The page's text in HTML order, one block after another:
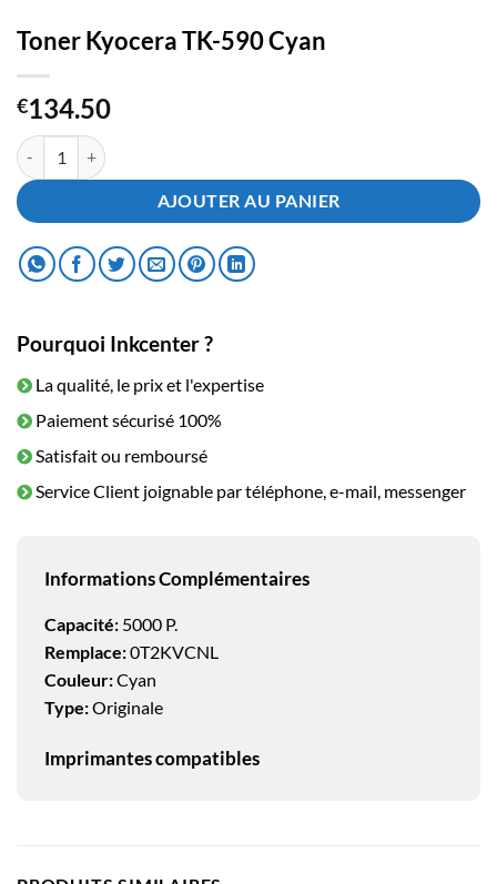
Toner Kyocera TK-590 Cyan
€134.50
quantité de Toner Kyocera TK-590 Cyan
AJOUTER AU PANIER
Pourquoi Inkcenter ?
La qualité, le prix et l'expertise
Paiement sécurisé 100%
Satisfait ou remboursé
Service Client joignable par téléphone, e-mail, messenger
Informations Complémentaires
Capacité: 5000 P.
Remplace:0T2KVCNL
Couleur:Cyan
Type:Originale
Imprimantes compatibles